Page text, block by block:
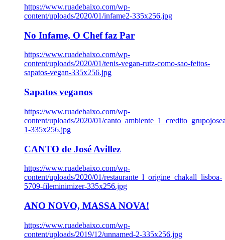
https://www.ruadebaixo.com/wp-
content/uploads/2020/01/infame2-335x256.jpg
No Infame, O Chef faz Par
https://www.ruadebaixo.com/wp-
content/uploads/2020/01/tenis-vegan-rutz-como-sao-feitos-
sapatos-vegan-335x256.jpg
Sapatos veganos
https://www.ruadebaixo.com/wp-
content/uploads/2020/01/
1-335x256.jpg
CANTO de José Avillez
https://www.ruadebaixo.com/wp-
content/uploads/2020/01/restaurante_l_origine_chakall_lisboa-
5709-fileminimizer-335x256.jpg
ANO NOVO, MASSA NOVA!
https://www.ruadebaixo.com/wp-
content/uploads/2019/12/unnamed-2-335x256.jpg